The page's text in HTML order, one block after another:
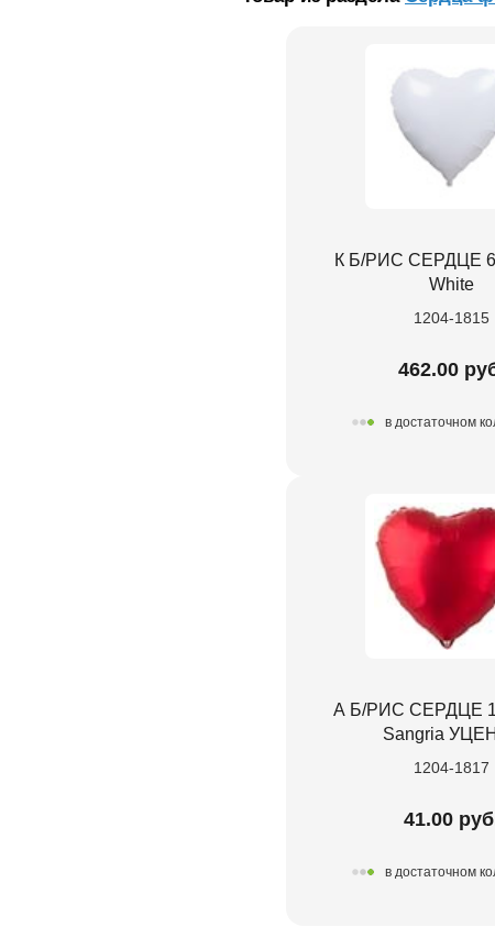
К Б/РИС СЕРДЦЕ
White
1204-1815
462.00
в достаточном
А Б/РИС СЕРДЦЕ
Sangria
1204-1817
41.00
в достаточном